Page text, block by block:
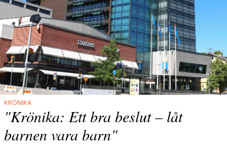
KRÖNIKA
"Krönika: Ett bra beslut – låt
barnen vara barn"